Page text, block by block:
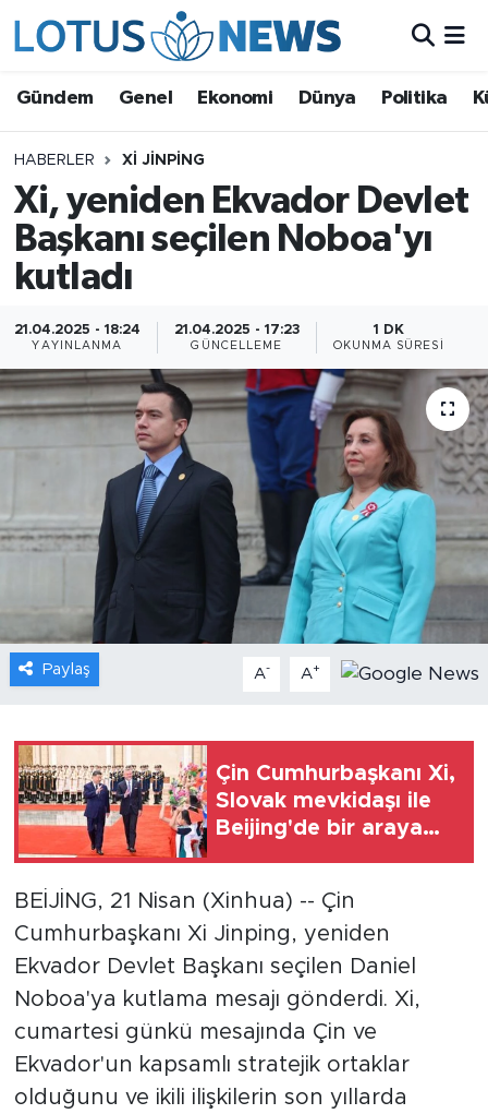
Gündem Genel Ekonomi Dünya Politika
HABERLER XI JINPING
Xi, yeniden Ekvador Devlet
Başkanı seçilen Noboa'yı
kutladı
21.04.2025 - 18:24
YAYINLANMA
21.04.2025 - 17:23
GÜNCELLEME
1 DK
OKUNMA SÜRESI
Paylaş A- A+
Çin Cumhurbaşkanı Xi,
Slovak mevkidaşı ile
Beijing'de bir araya
BEİJİNG, 21 Nisan (Xinhua) -- Çin
Cumhurbaşkanı Xi Jinping, yeniden
Ekvador Devlet Başkanı seçilen Daniel
Noboa'ya kutlama mesajı gönderdi. Xi,
cumartesi günkü mesajında Çin ve
Ekvador'un kapsamlı stratejik ortaklar
olduğunu ve ikili ilişkilerin son yıllarda
Ekonomi
Dünya
Politika
Bilim ve Teknoloji
Çin Fuarları
Gündem
Video
Sağlık
Xinhua
Xinhua Türkiye
Seyahat